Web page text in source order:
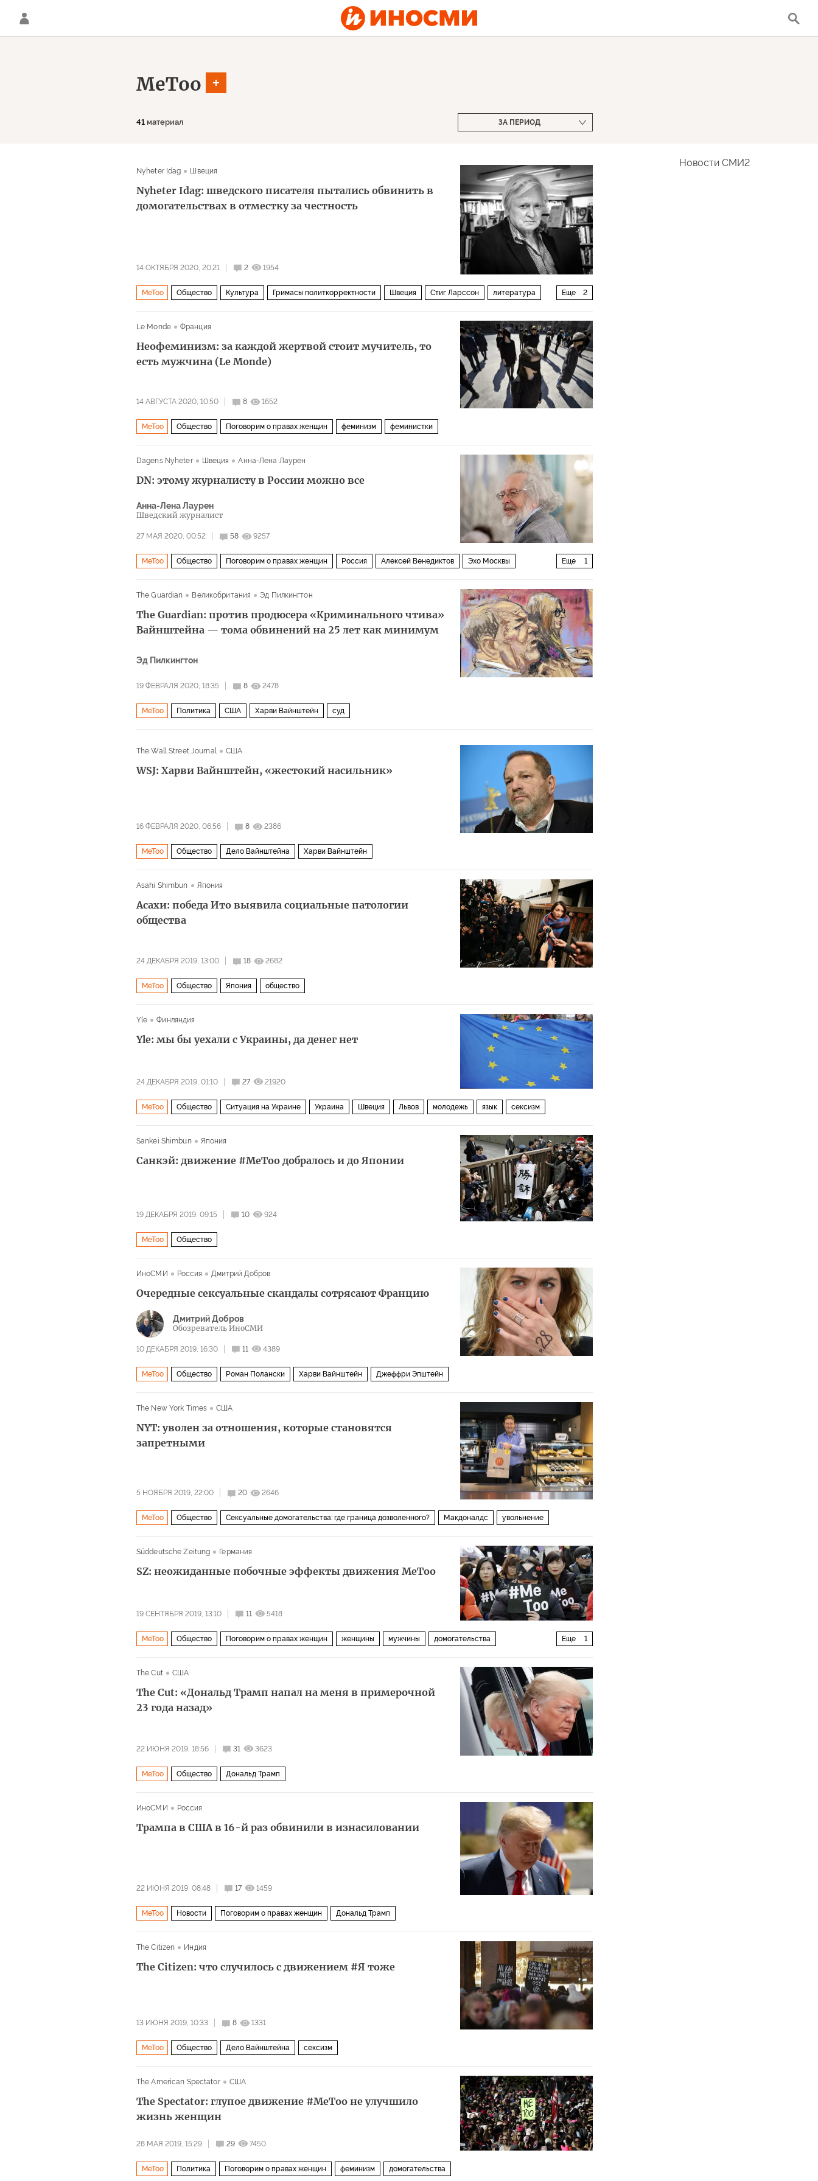
MeToo
41 материал ЗА ПЕРИОД
Nyheter Idag Швеция
Nyheter Idag: шведского писателя пытались обвинить в
домогательствах в отместку за честность
14 ОКТЯБРЯ 2020, 20:21 2 1954
Еще 2
MeToo Общество Культура Гримасы политкорректности Швеция Стиг Ларссон литература
Le Monde
Франция
Неофеминизм: за каждой жертвой стоит мучитель, то
есть мужчина (Le Monde)
14 АВГУСТА 2020, 10:50 8 1652
MeToo Общество Поговорим о правах женщин феминизм феминистки
Dagens Nyheter Швеция Анна-Лена Лаурен
DN: этому журналисту в России можно все
Анна-Лена Лаурен
Шведский журналист
27 МАЯ 2020, 00:52 58 9257
Еще 1
MeToo Общество Поговорим о правах женщин Россия Алексей Венедиктов Эхо Москвы
The Guardian
Великобритания Эд Пилкингтон
The Guardian: против продюсера «Криминального чтива»
Вайнштейна — тома обвинений на 25 лет как минимум
Эд Пилкингтон
19 ФЕВРАЛЯ 2020, 18:35 8 2478
MeToo Политика США Харви Вайнштейн суд
The Wall Street Journal США
WSJ: Харви Вайнштейн, «жестокий насильник»
16 ФЕВРАЛЯ 2020, 06:56 8 2386
MeToo Общество Дело Вайнштейна Харви Вайнштейн
Asahi Shimbun Япония
Асахи: победа Ито выявила социальные патологии
общества
24 ДЕКАБРЯ 2019, 13:00 18 2682
MeToo Общество Япония общество
Yle Финляндия
Yle: мы бы уехали с Украины, да денег нет
24 ДЕКАБРЯ 2019, 01:10 27 21920
MeToo Общество Ситуация на Украине Украина Швеция Львов молодежь язык сексизм
Sankei Shimbun Япония
Санкэй: движение #MeToo добралось и до Японии
19 ДЕКАБРЯ 2019, 09:15 10 924
MeToo Общество
ИноСМИ Россия Дмитрий Добров
Очередные сексуальные скандалы сотрясают Францию
Дмитрий Добров
Обозреватель ИноСМИ
10 ДЕКАБРЯ 2019, 16:30 11 4389
MeToo Общество Роман Полански Харви Вайнштейн Джеффри Эпштейн
The New York Times США
NYT: уволен за отношения, которые становятся
запретными
5 НОЯБРЯ 2019, 22:00 20 2646
MeToo Общество Сексуальные домогательства: где граница дозволенного? Макдоналдс увольнение
Süddeutsche Zeitung Германия
SZ: неожиданные побочные эффекты движения MeToo
19 СЕНТЯБРЯ 2019, 13:10 11 5418
Еще 1
MeToo Общество Поговорим о правах женщин женщины мужчины домогательства
The Cut
США
The Cut: «Дональд Трамп напал на меня в примерочной
23 года назад»
22 ИЮНЯ 2019, 18:56 31 3623
MeToo Общество Дональд Трамп
ИноСМИ Россия
Трампа в США в 16-й раз обвинили в изнасиловании
22 ИЮНЯ 2019, 08:48 17 1459
MeToo Новости Поговорим о правах женщин Дональд Трамп
The Citizen Индия
The Citizen: что случилось с движением #Я тоже
13 ИЮНЯ 2019, 10:33 8 1331
MeToo Общество Дело Вайнштейна сексизм
The American Spectator США
The Spectator: глупое движение #MeToo не улучшило
жизнь женщин
28 МАЯ 2019, 15:29 29 7450
MeToo Политика Поговорим о правах женщин феминизм домогательства
Новости СМИ2